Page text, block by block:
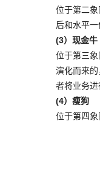
位于第二
后和水平
(3）现金牛
位于第三
演化而来
者将业务进
(4）瘦狗
位于第四